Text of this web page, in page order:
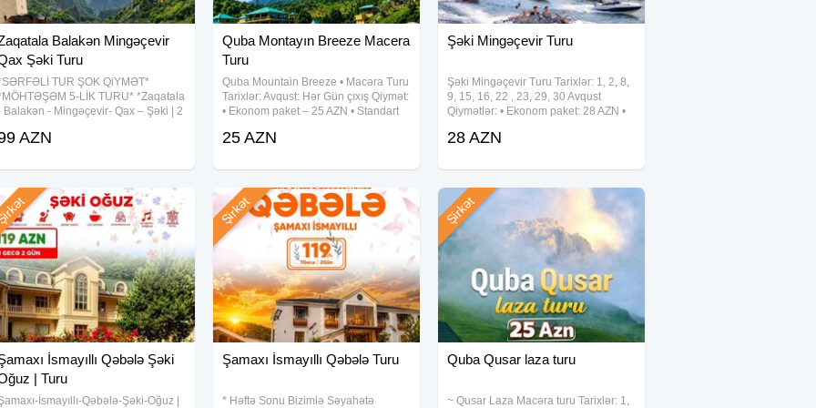
Balakən Mingəçevir
Şəki Turu
TUR ŞOK QiYMƏT*
5-LİK TURU* *Zaqatala
Balakən - Mingəçevir- Qax – Şəki | 2
99 AZN *TARİXLƏR: (1-2 / 5-6 /
27
AZN
Quba Montayın Breeze Macera
Turu
Quba Mountain Breeze • Macəra Turu
Tarixlər: Avqust: Hər Gün çıxış Qiymət:
• Ekonom paket – 25 AZN • Standart
Qiymətə daxildir: • Komfortlu nəqliyyat
25 AZN
Şəki Mingəçevir Turu
Şəki Mingəçevir Turu Tarixlər: 1, 2, 8,
9, 15, 16, 22 , 23, 29, 30 Avqust
Qiymətlər: • Ekonom paket: 28 AZN •
daxil) Qiymətə daxildir: • Komfortlu
28 AZN
İsmayıllı Qəbələ Şəki
| Turu
İsmayıllı-Qəbələ-Şəki-Oğuz |
Şamaxı İsmayıllı Qəbələ Turu
* Həftə Sonu Bizimlə Səyahətə
Şirkət
Quba Qusar laza turu
~ Qusar Laza Macəra turu Tarixlər: 1,
Şirkət